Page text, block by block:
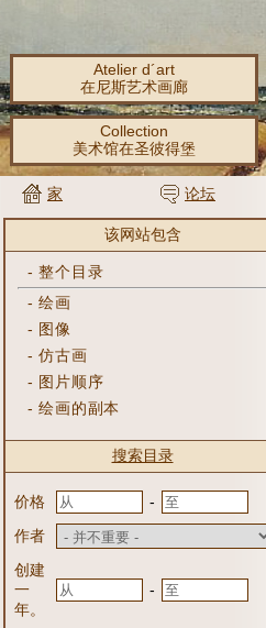
Atelier d´art
在尼斯艺术画廊
Collection
美术馆在圣彼得堡
家 论坛
该网站包含
-整个目录
-绘画
- 图像
-仿古画
- 图片顺序
-绘画的副本
搜索目录
价格
-
作者
创建
一
年。
-